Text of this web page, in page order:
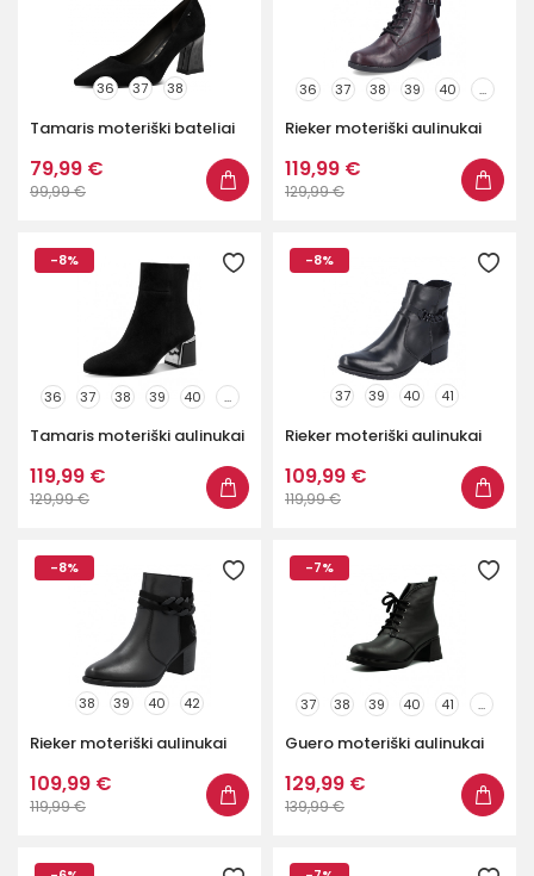
36 37 38
Tamaris moteriški bateliai
79,99 €
99,99 €
36 37 38 39 40 ...
Rieker moteriški aulinukai
119,99 €
129,99 €
-8%
36 37 38 39 40 ...
Tamaris moteriški aulinukai
119,99 €
129,99 €
-8%
37 39 40 41
Rieker moteriški aulinukai
109,99 €
119,99 €
-8%
38 39 40 42
Rieker moteriški aulinukai
109,99 €
119,99 €
-7%
37 38 39 40 41 ...
Guero moteriški aulinukai
129,99 €
139,99 €